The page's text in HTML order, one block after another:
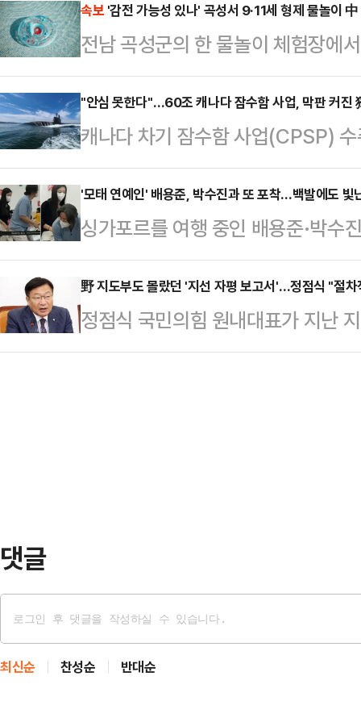
있다. 인공지능(AI) 메모리 주도권
과 주가 흐름을 넘어 핵심 설계 인
에 따르면 SK하이닉스는 최근 신
고 설계 등 주요 직무에서 세 자릿
명시하던 '4년제 학사 학위 이상' 등
과 경험, …
속보 '감전 가능성 있나' 곡성서 9·11세 형제 물놀이
전남 곡성군의 한 물놀이 체험장에
다.21일 전남 곡성경찰서 등에 따
놀이 체험장에서 남자 어린이 2명
신고를 받고 출동한 소방 당국은
에 있는 병원으로 이송했지만 끝내
경찰은 "어린이 2명이 물놀이 도중
고 가능성이 있다고 보고 조사하고
메라(CCTV) 영상…
"안심 못한다"…60조 캐나다 잠수함 사업, 막판 커진
캐나다 차기 잠수함 사업(CPSP)
열해지고 있다. 한화오션을 중심으
계에서는 독일이 장기 운용·정비
온다. 독일 측이 약점으로 꼽혔던
마지막까지 초박빙 승부가 이어지
르면 이번주, 늦어도 다음달 중순
이다. 캐나다 정부는 2030년대 퇴
12척의 신형 …
'모태 연예인' 배용준, 박수진과 또 포착…백발에도 빛
싱가포르를 여행 중인 배용준·박수
용준은 세월이 흘러도 변함없는 아
계망서비스(SNS)에는 배용준 박수
니 어드벤처 크루즈에서 하선하는
에서 내린 배용준이 무거운 짐을 옮
野 지도부도 몰랐던 '지선 자평 보고서'…정점식 "절차
정점식 국민의힘 원내대표가 지난
내용의 당 보도자료를 두고 지도부
댓글
최신순 찬성순 반대순